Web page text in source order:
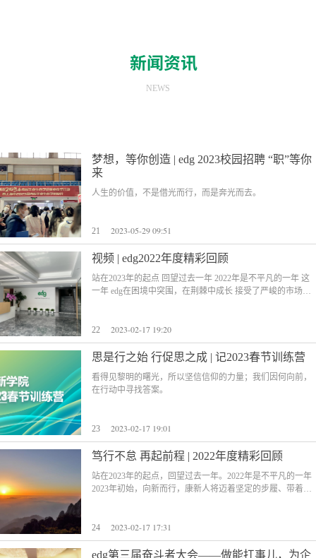
新闻资讯
NEWS
梦想，等你创造 | edg 2023校园招聘 “职”等你
来
人生的价值，不是借光而行，而是奔光而去。
21 2023-05-29 09:51
视频 | edg2022年度精彩回顾
站在2023年的起点 回望过去一年 2022年是不平凡的一年 这
一年 edg在困境中突围，在荆棘中成长 接受了严峻的市场考
这一年，edg全力以赴，在务实中创新 与战略大客户华为达
成更深入的合作 这一年，edg突破束缚、跨越领域 深耕生命
科学领域 持续努力为客户提供高品质的服务 感谢每一位业
新人 凛冬散尽，星河长明 新的一年，万事顺遂!
22 2023-02-17 19:20
思是行之始 行促思之成 | 记2023春节训练营
看得见黎明的曙光，所以坚信信仰的力量；我们因何向前，
在行动中寻找答案。
23 2023-02-17 19:01
笃行不怠 再起前程 | 2022年度精彩回顾
站在2023年的起点，回望过去一年。2022年是不平凡的一年
2023年初始，向新而行，康新人将迈着坚定的步履、带着梦
24 2023-02-17 17:31
edg第三届奋斗者大会——做能扛事儿，为企